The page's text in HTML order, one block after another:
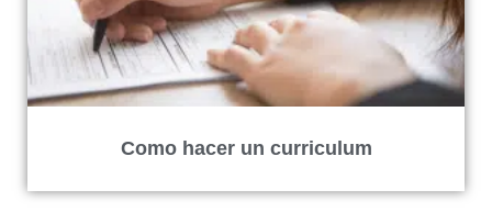
Como hacer un curriculum